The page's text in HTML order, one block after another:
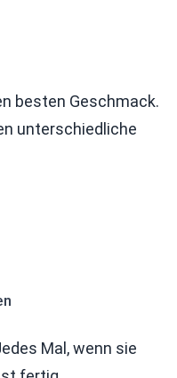
besten Geschmack.
unterschiedliche
Mal, wenn sie